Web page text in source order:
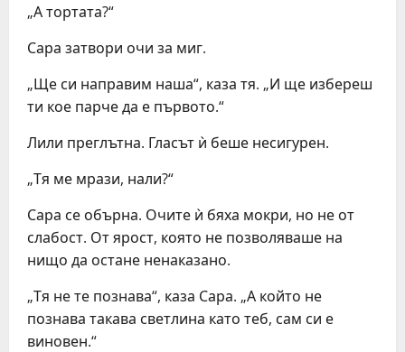
„А тортата?“
Сара затвори очи за миг.
„Ще си направим наша“, каза тя. „И ще избереш
ти кое парче да е първото.“
Лили преглътна. Гласът ѝ беше несигурен.
„Тя ме мрази, нали?“
Сара се обърна. Очите ѝ бяха мокри, но не от
слабост. От ярост, която не позволяваше на
нищо да остане ненаказано.
„Тя не те познава“, каза Сара. „А който не
познава такава светлина като теб, сам си е
виновен.“